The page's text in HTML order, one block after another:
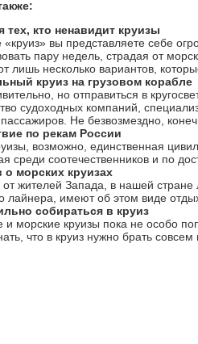
тех, кто ненавидит круизы
«круиз» вы представляете себе
пару недель, страдая от
лишь несколько вариантов,
круиз на грузовом корабле
но отправиться в
судоходных компаний,
Не безвозмездно,
по рекам России
возможно, единственная
среди соотечественников и по
морских круизах
от жителей Запада, в нашей
лайнера, имеют об этом виде
собираться в круиз
и морские круизы пока не особо
что в круиз нужно брать